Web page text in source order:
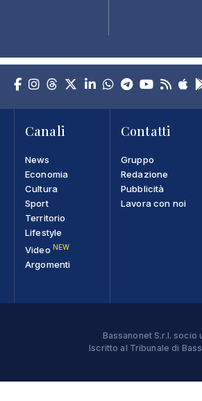
Canali
News
Economia
Cultura
Sport
Territorio
Lifestyle
Video NEW
Argomenti
Contatti
Gruppo
Redazione
Pubblicità
Lavora con noi
Bassanonet S.r.l.
Iscritto al Tribunale di